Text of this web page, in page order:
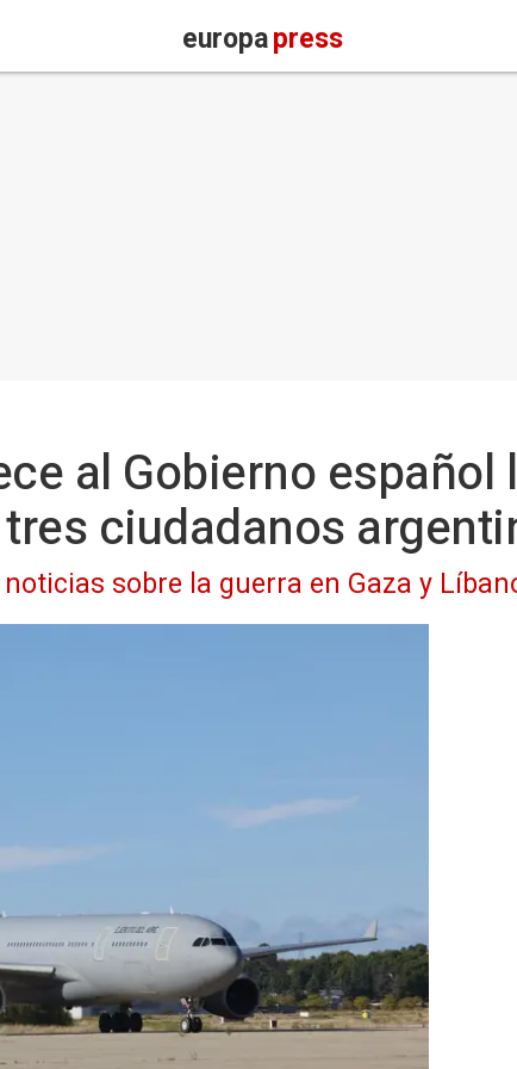
europapress
al Gobierno español
ciudadanos
sobre la guerra en Gaza y